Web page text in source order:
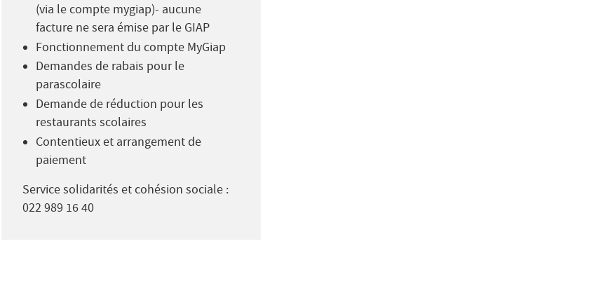
(via le compte mygiap)- aucune
facture ne sera émise par le GIAP
Fonctionnement du compte MyGiap
Demandes de rabais pour le
parascolaire
Demande de réduction pour les
restaurants scolaires
Contentieux et arrangement de
paiement
Service solidarités et cohésion sociale :
022 989 16 40